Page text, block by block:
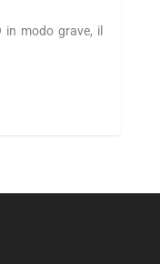
modo grave, il